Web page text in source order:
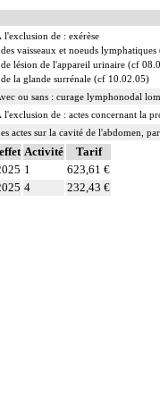
l'exclusion de : exérèse
vaisseaux et noeuds
lésion de l'appareil urinaire (cf
la glande surrénale (cf 10.02.05)
ou sans : curage lymphonodal
l'exclusion de : actes concernant la
actes sur la cavité de l'abdomen,
actes sur la cavité de l'abdomen,
Activité
Tarif
1
623,61 €
4 232,43 €